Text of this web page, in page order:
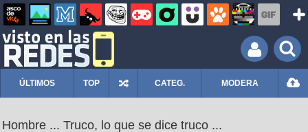
ÚLTIMOS TOP CATEG. MODERA
Hombre ... Truco, lo que se dice truco ...